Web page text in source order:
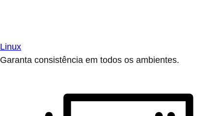
Linux
Garanta consistência em todos os ambientes.